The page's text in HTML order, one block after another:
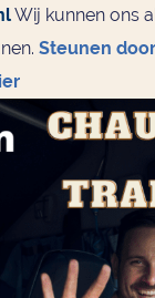
Wij kunnen ons
Steunen